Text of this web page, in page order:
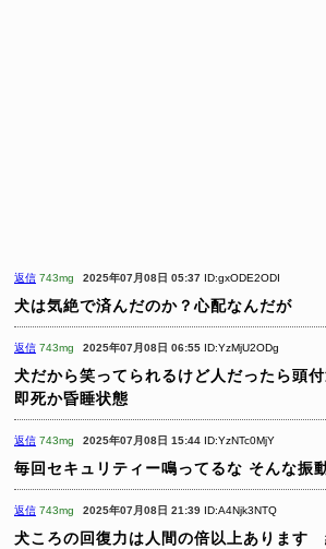
返信 743mg 2025年07月08日 05:37 ID:gxODE2ODI
犬は気絶で済んだのか？心配なんだが
返信 743mg 2025年07月08日 06:55 ID:YzMjU2ODg
犬だから笑ってられるけど人だったら頭
即死か昏睡状態
返信 743mg 2025年07月08日 15:44 ID:YzNTc0MjY
毎回セキュリティー鳴ってるな そんな振
返信 743mg 2025年07月08日 21:39 ID:A4Njk3NTQ
犬ころの回復力は人間の倍以上あります